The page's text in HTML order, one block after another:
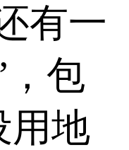
有一
，包
用地